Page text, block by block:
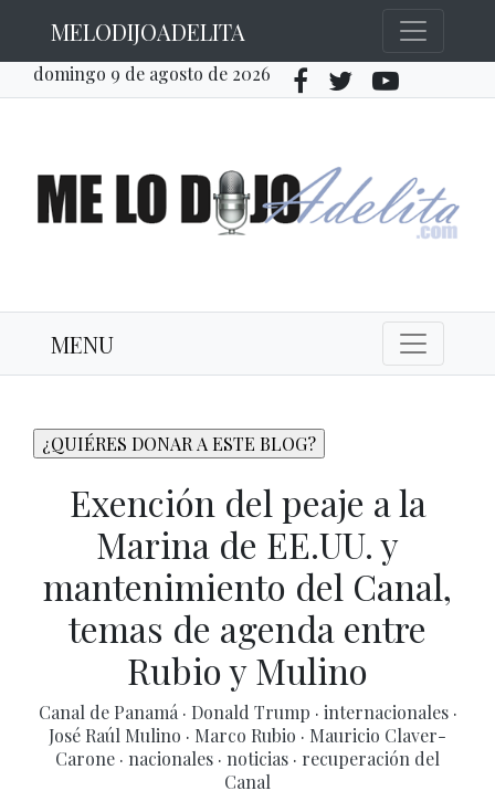
MELODIJOADELITA
domingo 9 de agosto de 2026
MENU
Exención del peaje a la
Marina de EE.UU. y
mantenimiento del Canal,
temas de agenda entre
Rubio y Mulino
Canal de Panamá · Donald Trump · internacionales ·
José Raúl Mulino · Marco Rubio · Mauricio Claver-
Carone · nacionales · noticias · recuperación del
Canal